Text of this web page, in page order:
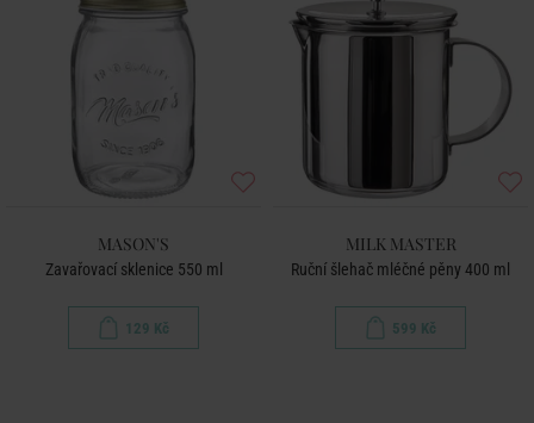
MASON'S
Zavařovací sklenice 550 ml
129 Kč
MILK MASTER
Ruční šlehač mléčné pěny 400 ml
599 Kč